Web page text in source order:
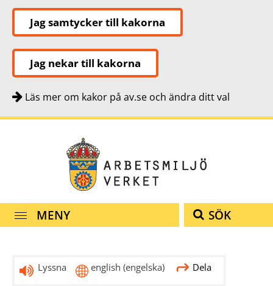
Jag samtycker till kakorna
Jag nekar till kakorna
Läs mer om kakor på av.se och ändra ditt val
MENY SÖK
Lyssna english (engelska) Dela